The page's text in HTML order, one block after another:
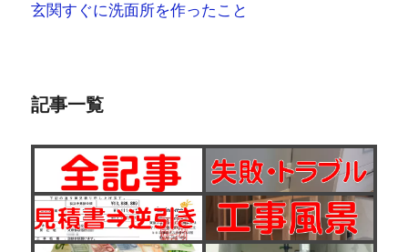
玄関すぐに洗面所を作ったこと
記事一覧